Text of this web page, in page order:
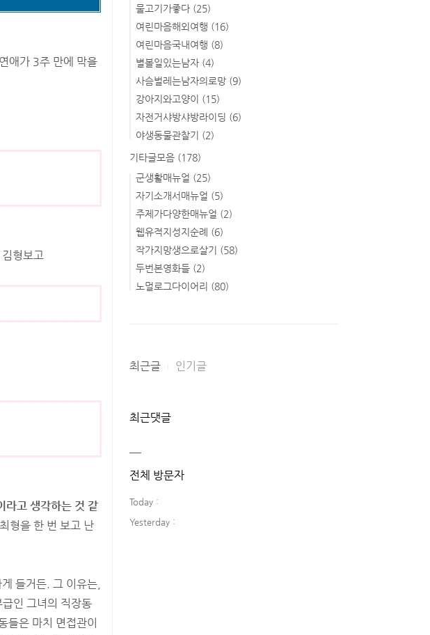
애가 3주 만에 막을
형보고
라고 생각하는 것 같
형을 한 번 보고 난
들거든. 그 이유는,
인 그녀의 직장동
들은 마치 면접관이
물고기가좋다 (25)
여린마음해외여행 (16)
여린마음국내여행 (8)
별볼일있는남자 (4)
사슴벌레는남자의로망 (9)
강아지와고양이 (15)
자전거샤방샤방라이딩 (6)
야생동물관찰기 (2)
기타글모음 (178)
군생활매뉴얼 (25)
자기소개서매뉴얼 (5)
주제가다양한매뉴얼 (2)
웹유적지성지순례 (6)
작가지망생으로살기 (58)
두번본영화들 (2)
노멀로그다이어리 (80)
최근글 인기글
최근댓글
전체 방문자
Today :
Yesterday :